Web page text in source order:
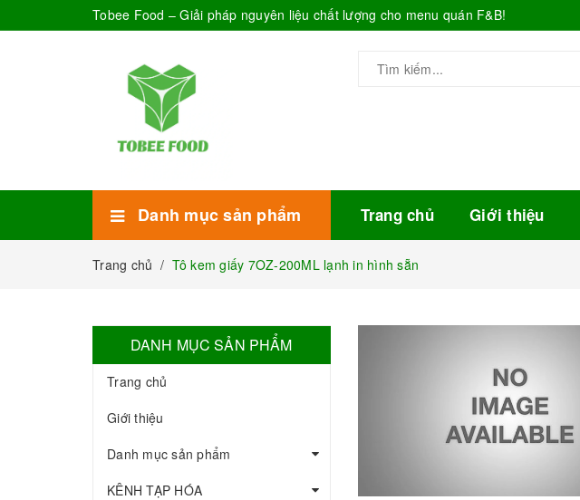
Tobee Food – Giải pháp nguyên liệu chất lượng cho menu quán F&B!
Danh mục sản phẩm Trang chủ Giới thiệu
Trang chủ / Tô kem giấy 7OZ-200ML lạnh in hình sẵn
DANH MỤC SẢN PHẨM
Trang chủ
Giới thiệu
Danh mục sản phẩm
KÊNH TẠP HÓA